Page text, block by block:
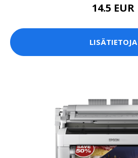
14.5 EUR
LISÄTIETOJA